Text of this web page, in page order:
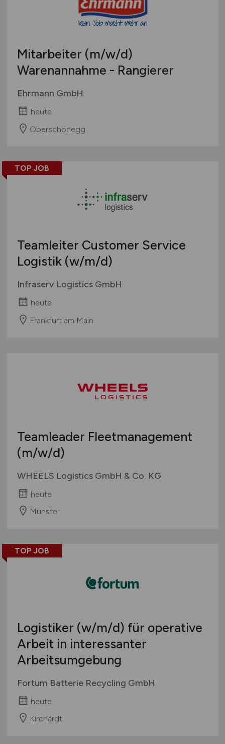
Mitarbeiter (m/w/d)
Warenannahme - Rangierer
Ehrmann GmbH
heute
Oberschönegg
TOP JOB
Teamleiter Customer Service
Logistik (w/m/d)
Infraserv Logistics GmbH
heute
Frankfurt am Main
Teamleader Fleetmanagement
(m/w/d)
WHEELS Logistics GmbH & Co. KG
heute
Münster
TOP JOB
Logistiker (w/m/d) für operative
Arbeit in interessanter
Arbeitsumgebung
Fortum Batterie Recycling GmbH
heute
Kirchardt